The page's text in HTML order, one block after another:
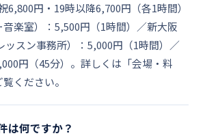
6,800円・19時以降6,700円（各1時間）
音楽室）：5,500円（1時間）／新大阪
ッスン事務所）：5,000円（1時間）／
円（45分）。詳しくは「会場・料
ください。
は何ですか？